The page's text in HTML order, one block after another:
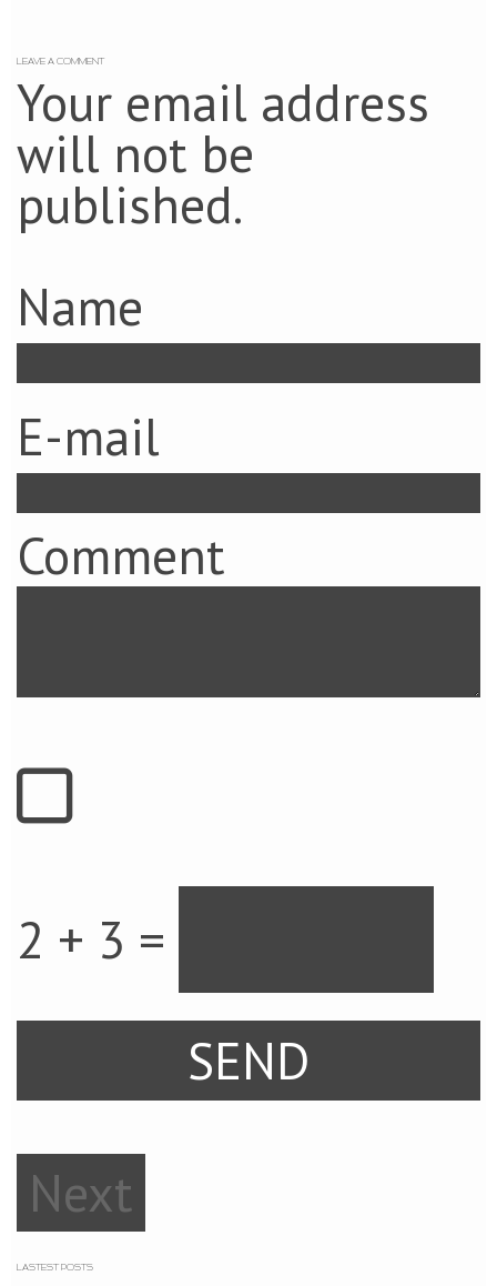
LEAVE A COMMENT
Your email address
will not be
published.
Name
E-mail
Comment
2 + 3 =
Next
LASTEST POSTS